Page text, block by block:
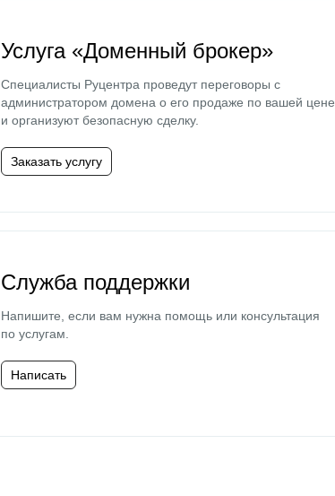
Услуга «Доменный брокер»
Специалисты Руцентра проведут переговоры с
администратором домена о его продаже по вашей цене
и организуют безопасную сделку.
Заказать услугу
Служба поддержки
Напишите, если вам нужна помощь или консультация
по услугам.
Написать